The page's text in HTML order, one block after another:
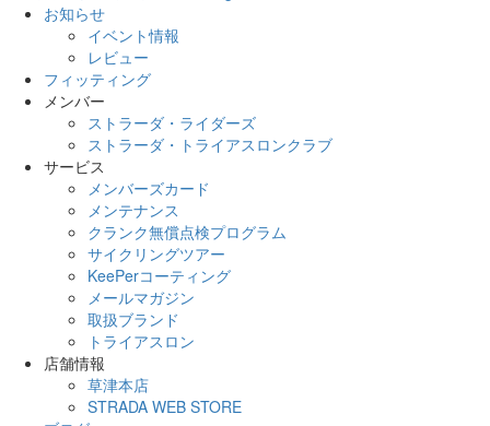
お知らせ
イベント情報
レビュー
フィッティング
メンバー
ストラーダ・ライダーズ
ストラーダ・トライアスロンクラブ
サービス
メンバーズカード
メンテナンス
クランク無償点検プログラム
サイクリングツアー
KeePerコーティング
メールマガジン
取扱ブランド
トライアスロン
店舗情報
草津本店
STRADA WEB STORE